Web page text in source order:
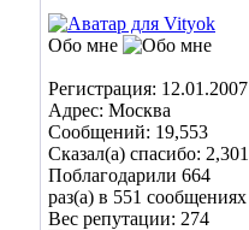
Обо мне
Регистрация: 12.01.2007
Адрес: Москва
Сообщений: 19,553
Сказал(а) спасибо: 2,301
Поблагодарили 664
раз(а) в 551 сообщениях
Вес репутации: 274